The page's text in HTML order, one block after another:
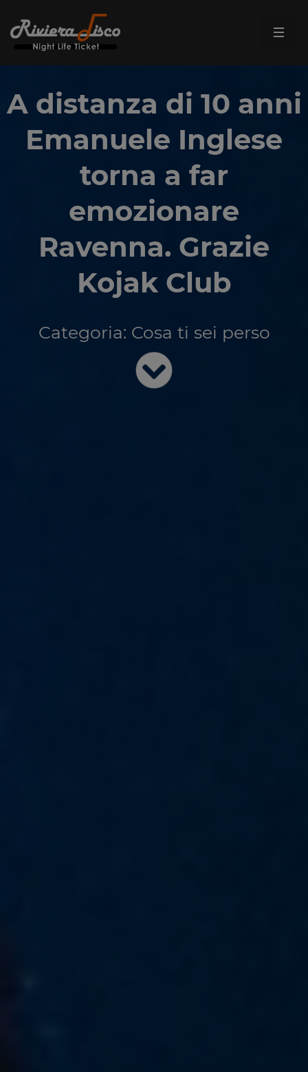
A distanza di 10 anni
Emanuele Inglese
torna a far
emozionare
Ravenna. Grazie
Kojak Club
Categoria: Cosa ti sei perso